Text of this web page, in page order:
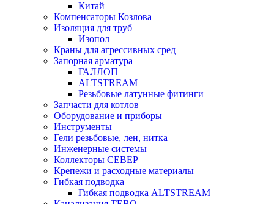
Китай
Компенсаторы Козлова
Изоляция для труб
Изопол
Краны для агрессивных сред
Запорная арматура
ГАЛЛОП
ALTSTREAМ
Резьбовые латунные фитинги
Запчасти для котлов
Оборудование и приборы
Инструменты
Гели резьбовые, лен, нитка
Инженерные системы
Коллекторы СЕВЕР
Крепежи и расходные материалы
Гибкая подводка
Гибкая подводка ALTSTREAM